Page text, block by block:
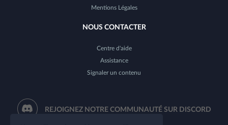
Mentions Légales
NOUS CONTACTER
Centre d'aide
Assistance
Signaler un contenu
REJOIGNEZ NOTRE COMMUNAUTÉ SUR DISCORD